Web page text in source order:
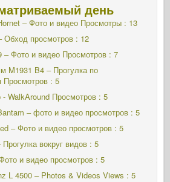
день
– Фото и видео Просмотры : 13
Обход просмотров : 12
– Фото и видео Просмотров : 7
M1931 B4 – Прогулка по
Просмотров : 5
- WalkAround Просмотров : 5
– фото и видео просмотров : 5
– Фото и видео просмотров : 5
вокруг видов : 5
и видео просмотров : 5
L 4500 – Photos & Videos Views : 5